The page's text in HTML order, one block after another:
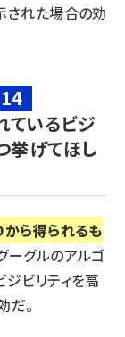
された場合の効
ているビジ
挙げてほし
ら得られるも
ーグルのアルゴ
ジビリティを高
だ。